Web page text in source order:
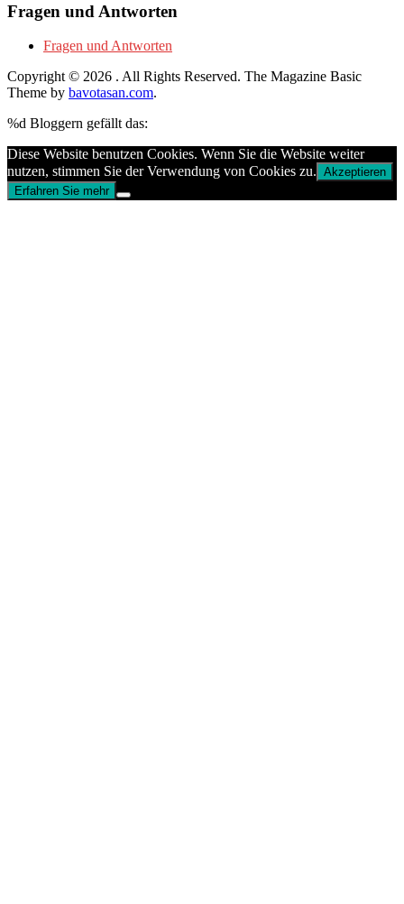
Fragen und Antworten
Fragen und Antworten
Copyright © 2026 . All Rights Reserved. The Magazine Basic
Theme by bavotasan.com.
%d Bloggern gefällt das:
Diese Website benutzen Cookies. Wenn Sie die Website weiter
nutzen, stimmen Sie der Verwendung von Cookies zu. Akzeptieren
Erfahren Sie mehr